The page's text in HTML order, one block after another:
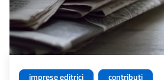
imprese editrici
contributi